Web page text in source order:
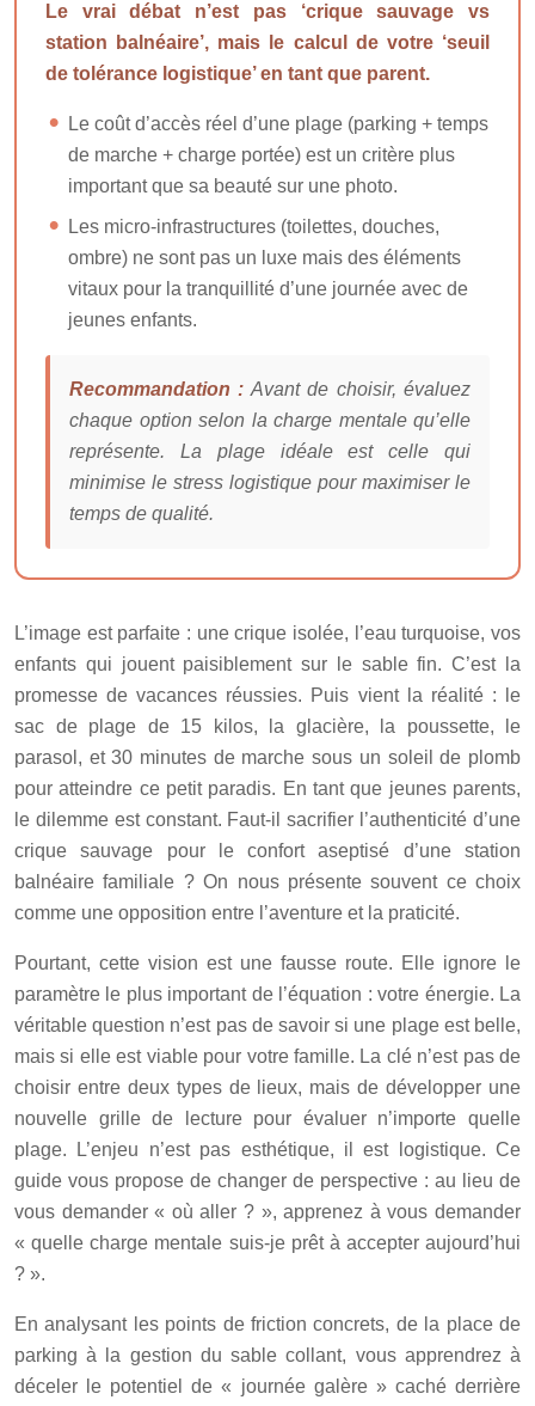
Le vrai débat n’est pas ‘crique sauvage vs
station balnéaire’, mais le calcul de votre ‘seuil
de tolérance logistique’ en tant que parent.
Le coût d’accès réel d’une plage (parking + temps
de marche + charge portée) est un critère plus
important que sa beauté sur une photo.
Les micro-infrastructures (toilettes, douches,
ombre) ne sont pas un luxe mais des éléments
vitaux pour la tranquillité d’une journée avec de
jeunes enfants.
Recommandation : Avant de choisir, évaluez
chaque option selon la charge mentale qu’elle
représente. La plage idéale est celle qui
minimise le stress logistique pour maximiser le
temps de qualité.
L’image est parfaite : une crique isolée, l’eau turquoise, vos
enfants qui jouent paisiblement sur le sable fin. C’est la
promesse de vacances réussies. Puis vient la réalité : le
sac de plage de 15 kilos, la glacière, la poussette, le
parasol, et 30 minutes de marche sous un soleil de plomb
pour atteindre ce petit paradis. En tant que jeunes parents,
le dilemme est constant. Faut-il sacrifier l’authenticité d’une
crique sauvage pour le confort aseptisé d’une station
balnéaire familiale ? On nous présente souvent ce choix
comme une opposition entre l’aventure et la praticité.
Pourtant, cette vision est une fausse route. Elle ignore le
paramètre le plus important de l’équation : votre énergie. La
véritable question n’est pas de savoir si une plage est belle,
mais si elle est viable pour votre famille. La clé n’est pas de
choisir entre deux types de lieux, mais de développer une
nouvelle grille de lecture pour évaluer n’importe quelle
plage. L’enjeu n’est pas esthétique, il est logistique. Ce
guide vous propose de changer de perspective : au lieu de
vous demander « où aller ? », apprenez à vous demander
« quelle charge mentale suis-je prêt à accepter aujourd’hui
? ».
En analysant les points de friction concrets, de la place de
parking à la gestion du sable collant, vous apprendrez à
déceler le potentiel de « journée galère » caché derrière